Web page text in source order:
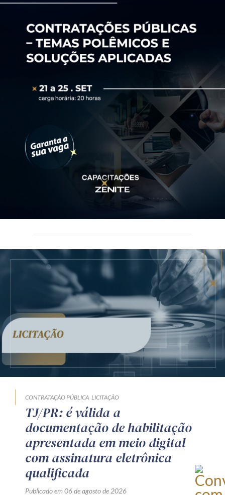
CONTRATAÇÃO PÚBLICA LICITAÇÃO
TJ/PR: é válida a
documentação de habilitação
apresentada em meio digital
com assinatura eletrônica
qualificada
Publicado em 06 de agosto de 2026